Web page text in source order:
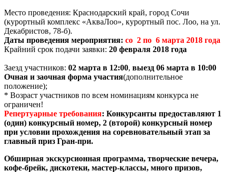
Место проведения: Краснодарский край, город Сочи
(курортный комплекс «АкваЛоо», курортный пос. Лоо, на ул.
Декабристов, 78-б).
Даты проведения мероприятия: со 2 по 6 марта 2018 года
Крайний срок подачи заявки: 20 февраля 2018 года
Заезд участников: 02 марта в 12:00, выезд 06 марта в 10:00
Очная и заочная форма участия(дополнительное
положение);
* Возраст участников по всем номинациям конкурса не
ограничен!
Репертуарные требования: Конкурсанты предоставляют 1
(один) конкурсный номер, 2 (второй) конкурсный номер
при условии прохождения на соревновательный этап за
главный приз Гран-при.
Обширная экскурсионная программа, творческие вечера,
кофе-брейк, дискотеки, мастер-классы, много призов,